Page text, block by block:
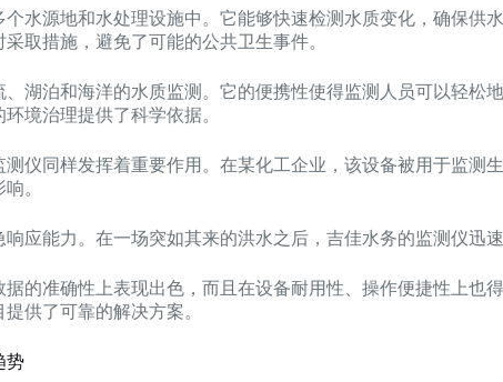
水源地和水处理设施中。它能够快速检测水质变化，确保
取措施，避免了可能的公共卫生事件。
湖泊和海洋的水质监测。它的便携性使得监测人员可以轻
境治理提供了科学依据。
仪同样发挥着重要作用。在某化工企业，该设备被用于监
。
应能力。在一场突如其来的洪水之后，吉佳水务的监测仪迅
的准确性上表现出色，而且在设备耐用性、操作便捷性上
供了可靠的解决方案。
势